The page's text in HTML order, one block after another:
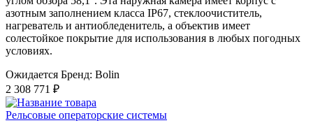
азотным заполнением класса IP67, стеклоочиститель,
нагреватель и антиобледенитель, а объектив имеет
солестойкое покрытие для использования в любых погодных
условиях.
Ожидается Бренд: Bolin
2 308 771 ₽
Рельсовые операторские системы